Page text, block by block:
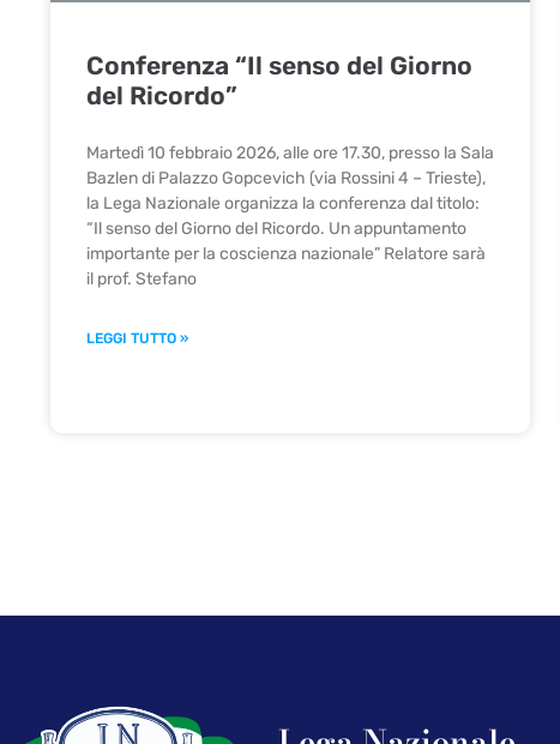
Conferenza “Il senso del Giorno
del Ricordo”
Martedì 10 febbraio 2026, alle ore 17.30, presso la Sala
Bazlen di Palazzo Gopcevich (via Rossini 4 – Trieste),
la Lega Nazionale organizza la conferenza dal titolo:
“Il senso del Giorno del Ricordo. Un appuntamento
importante per la coscienza nazionale” Relatore sarà
il prof. Stefano
LEGGI TUTTO »